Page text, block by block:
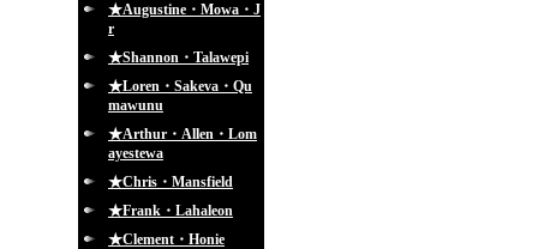
★Augustine・Mowa・J
r
★Shannon・Talawepi
★Loren・Sakeva・Qu
mawunu
★Arthur・Allen・Lom
ayestewa
★Chris・Mansfield
★Frank・Lahaleon
★Clement・Honie